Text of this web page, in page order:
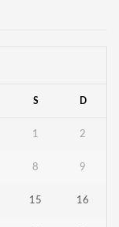
S D
1 2
8 9
15 16